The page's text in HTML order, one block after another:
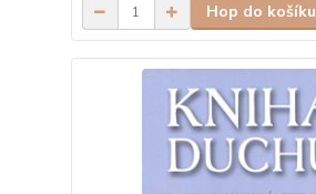
Hop do košíku